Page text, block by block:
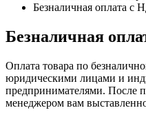
Безналичная оплата с
Безналичная
Оплата товара по
юридическими лицами и
предпринимателями. После
менеджером вам